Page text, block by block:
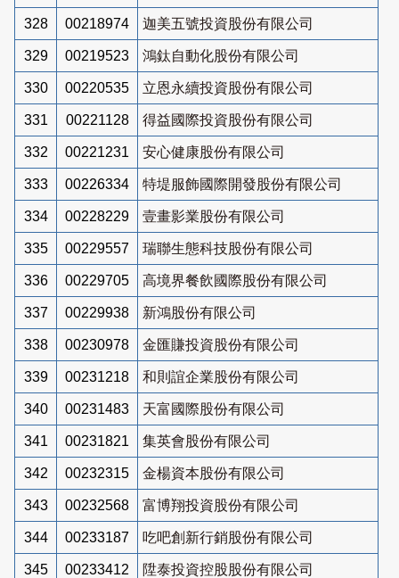
328 00218974 迦美五號投資股份有限公司
329 00219523 鴻鈦自動化股份有限公司
330 00220535 立恩永續投資股份有限公司
331 00221128 得益國際投資股份有限公司
332 00221231 安心健康股份有限公司
333 00226334 特堤服飾國際開發股份有限公司
334 00228229 壹畫影業股份有限公司
335 00229557 瑞聯生態科技股份有限公司
336 00229705 高境界餐飲國際股份有限公司
337 00229938 新鴻股份有限公司
338 00230978 金匯賺投資股份有限公司
339 00231218 和則誼企業股份有限公司
340 00231483 天富國際股份有限公司
341 00231821 集英會股份有限公司
342 00232315 金楊資本股份有限公司
343 00232568 富博翔投資股份有限公司
344 00233187 吃吧創新行銷股份有限公司
345 00233412 陞泰投資控股股份有限公司